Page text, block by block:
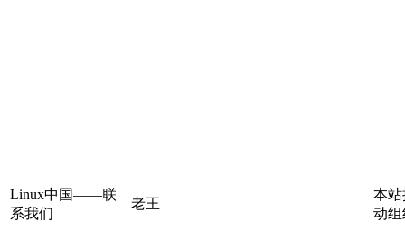
Linux中国——联
系我们
老王
本
动